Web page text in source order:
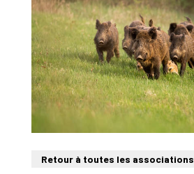
Retour à toutes les associations